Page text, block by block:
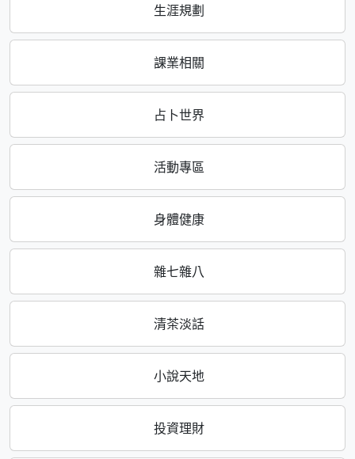
生涯規劃
課業相關
占卜世界
活動專區
身體健康
雜七雜八
清茶淡話
小說天地
投資理財